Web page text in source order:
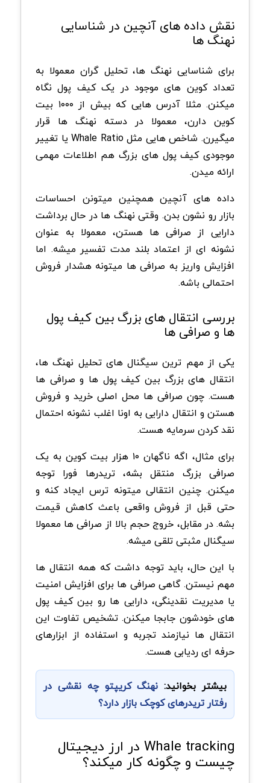
نقش داده های آنچین در شناسایی
نهنگ ها
برای شناسایی نهنگ ها، تحلیل گران معمولا به
تعداد کوین های موجود در یک کیف پول نگاه
میکنن. مثلا آدرس هایی که بیش از ۱۰۰۰ بیت
کوین دارن، معمولا در دسته نهنگ ها قرار
میگیرن. شاخص هایی مثل Whale Ratio یا تغییر
موجودی کیف پول های بزرگ هم اطلاعات مهمی
ارائه میدن.
داده های آنچین همچنین میتونن احساسات
بازار رو نشون بدن. وقتی نهنگ ها در حال برداشت
دارایی از صرافی ها هستن، معمولا به عنوان
نشونه ای از اعتماد بلند مدت تفسیر میشه. اما
افزایش واریز به صرافی ها میتونه هشدار فروش
احتمالی باشه.
بررسی انتقال های بزرگ بین کیف پول
ها و صرافی ها
یکی از مهم ترین سیگنال های تحلیل نهنگ ها،
انتقال های بزرگ بین کیف پول ها و صرافی ها
هست. چون صرافی ها محل اصلی خرید و فروش
هستن و انتقال دارایی به اونا اغلب نشونه احتمال
نقد کردن سرمایه هست.
برای مثال، اگه ناگهان ۱۰ هزار بیت کوین به یک
صرافی بزرگ منتقل بشه، تریدرها فورا توجه
میکنن. چنین انتقالی میتونه ترس ایجاد کنه و
حتی قبل از فروش واقعی باعث کاهش قیمت
بشه. در مقابل، خروج حجم بالا از صرافی ها معمولا
سیگنال مثبتی تلقی میشه.
با این حال، باید توجه داشت که همه انتقال ها
مهم نیستن. گاهی صرافی ها برای افزایش امنیت
یا مدیریت نقدینگی، دارایی ها رو بین کیف پول
های خودشون جابجا میکنن. تشخیص تفاوت این
انتقال ها نیازمند تجربه و استفاده از ابزارهای
حرفه ای ردیابی هست.
بیشتر بخوانید: نهنگ کریپتو چه نقشی در
رفتار تریدرهای کوچک بازار دارد؟
Whale tracking در ارز دیجیتال
چیست و چگونه کار میکند؟